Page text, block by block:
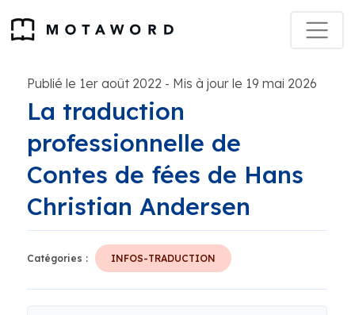
Publié le 1er août 2022 - Mis à jour le 19 mai 2026
La traduction
professionnelle de
Contes de fées de Hans
Christian Andersen
Catégories : INFOS-TRADUCTION